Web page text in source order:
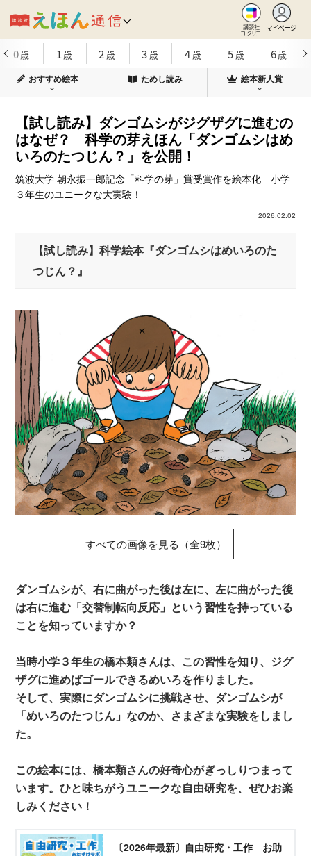
講談社
コクリコ
マイページ
0歳 1歳 2 歳 3歳 4歳 5歳 6歳
おすすめ絵本 ためし読み 絵本新人賞
【試し読み】ダンゴムシがジグザグに進むの
はなぜ？ 科学の芽えほん「ダンゴムシはめ
いろのたつじん？」を公開！
筑波大学 朝永振一郎記念「科学の芽」賞受賞作を絵本化 小学
３年生のユニークな大実験！
2026.02.02
【試し読み】科学絵本『ダンゴムシはめいろのた
つじん？』
すべての画像を見る（全9枚）
ダンゴムシが、右に曲がった後は左に、左に曲がった後
は右に進む「交替制転向反応」という習性を持っている
ことを知っていますか？
当時小学３年生の橋本類さんは、この習性を知り、ジグ
ザグに進めばゴールできるめいろを作りました。
そして、実際にダンゴムシに挑戦させ、ダンゴムシが
「めいろのたつじん」なのか、さまざまな実験をしまし
た。
この絵本には、橋本類さんの好奇心がぎっしりつまって
います。ひと味ちがうユニークな自由研究を、ぜひお楽
しみください！
〔2026年最新〕自由研究・工作 お助